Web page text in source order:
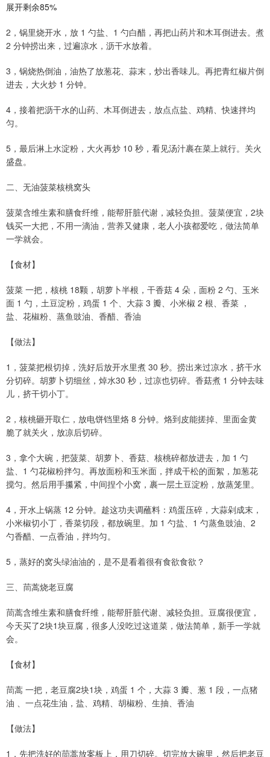
展开剩余85%
2，锅里烧开水，放 1 勺盐、1 勺白醋，再把山药片和木耳倒进去。煮
2 分钟捞出来，过遍凉水，沥干水放着。
3，锅烧热倒油，油热了放葱花、蒜末，炒出香味儿。再把青红椒片倒
进去，大火炒 1 分钟。
4，接着把沥干水的山药、木耳倒进去，放点点盐、鸡精、快速拌均
匀。
5，最后淋上水淀粉，大火再炒 10 秒，看见汤汁裹在菜上就行。关火
盛盘。
二、无油菠菜核桃窝头
菠菜含维生素和膳食纤维，能帮肝脏代谢，减轻负担。菠菜便宜，2块
钱买一大把，不用一滴油，营养又健康，老人小孩都爱吃，做法简单
一学就会。
【食材】
菠菜 一把，核桃 18颗，胡萝卜半根，干香菇 4 朵，面粉 2 勺、玉米
面 1 勺，土豆淀粉，鸡蛋 1 个、大蒜 3 瓣、小米椒 2 根、香菜 ，
盐、花椒粉、蒸鱼豉油、香醋、香油
【做法】
1，菠菜把根切掉，洗好后放开水里煮 30 秒。捞出来过凉水，挤干水
分切碎。胡萝卜切细丝，焯水30 秒，过凉也切碎。香菇煮 1 分钟去味
儿，挤干切小丁。
2，核桃砸开取仁，放电饼铛里烙 8 分钟。烙到皮能搓掉、里面金黄
脆了就关火，放凉后切碎。
3，拿个大碗，把菠菜、胡萝卜、香菇、核桃碎都放进去，加 1 勺
盐、1 勺花椒粉拌匀。再放面粉和玉米面，拌成干松的面絮，加葱花
搅匀。然后用手攥紧，中间捏个小窝，裹一层土豆淀粉，放蒸笼里。
4，开水上锅蒸 12 分钟。趁这功夫调蘸料：鸡蛋压碎，大蒜剁成末，
小米椒切小丁，香菜切段，都放碗里。加 1 勺盐、1 勺蒸鱼豉油、2
勺香醋、一点香油，拌均匀。
5，蒸好的窝头绿油油的，是不是看着很有食欲食欲？
三、茼蒿烧老豆腐
茼蒿含维生素和膳食纤维，能帮肝脏代谢、减轻负担。豆腐很便宜，
今天买了2块1块豆腐，很多人没吃过这道菜，做法简单，新手一学就
会。
【食材】
茼蒿 一把，老豆腐2块1块，鸡蛋 1 个，大蒜 3 瓣、葱 1 段，一点猪
油 、一点花生油，盐、鸡精、胡椒粉、生抽、香油
【做法】
1，先把洗好的茼蒿放案板上，用刀切碎。切完放大碗里，然后把老豆